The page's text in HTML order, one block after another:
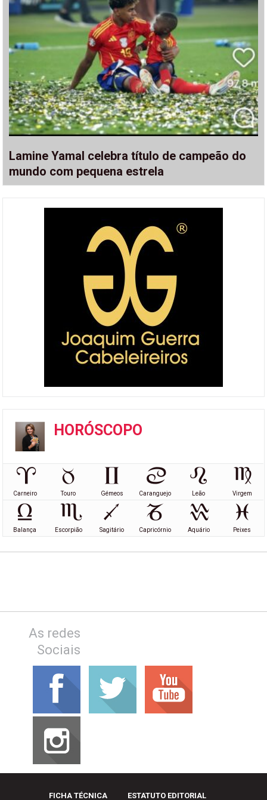
Lamine Yamal celebra título de campeão do
mundo com pequena estrela
HORÓSCOPO
Carneiro Touro Gémeos Caranguejo Leão Virgem
Balança Escorpião Sagitário Capricórnio Aquário Peixes
As redes
Sociais
FICHA TÉCNICA ESTATUTO EDITORIAL